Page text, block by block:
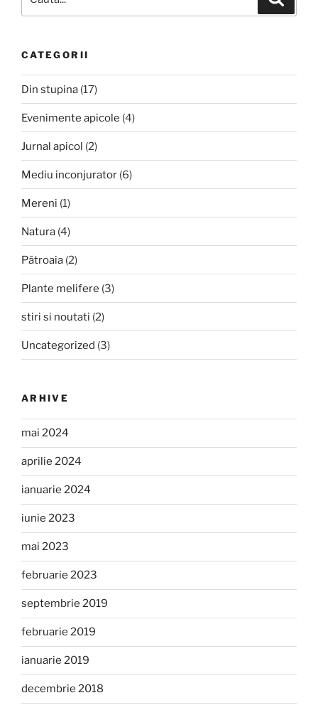
după:
CATEGORII
Din stupina (17)
Evenimente apicole (4)
Jurnal apicol (2)
Mediu inconjurator (6)
Mereni (1)
Natura (4)
Pătroaia (2)
Plante melifere (3)
stiri si noutati (2)
Uncategorized (3)
ARHIVE
mai 2024
aprilie 2024
ianuarie 2024
iunie 2023
mai 2023
februarie 2023
septembrie 2019
februarie 2019
ianuarie 2019
decembrie 2018